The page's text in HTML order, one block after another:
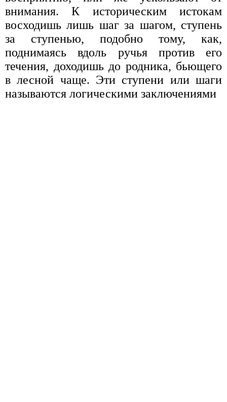
внимания. К историческим истокам
восходишь лишь шаг за шагом, ступень
за ступенью, подобно тому, как,
поднимаясь вдоль ручья против его
течения, доходишь до родника, бьющего
в лесной чаще. Эти ступени или шаги
называются логическими заключениями